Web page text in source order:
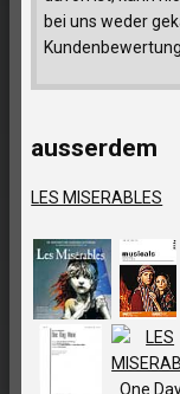
bei uns weder
ausserdem
LES MISERABLES